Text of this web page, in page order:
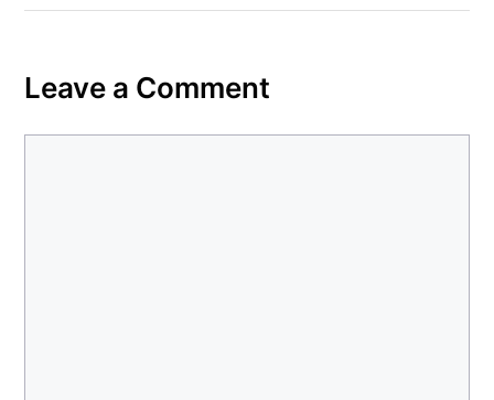
Leave a Comment